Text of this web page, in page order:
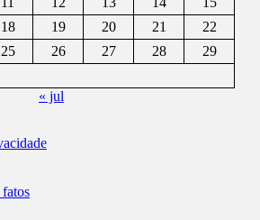
18 19 20 21
22
25 26 27 28
29
« jul